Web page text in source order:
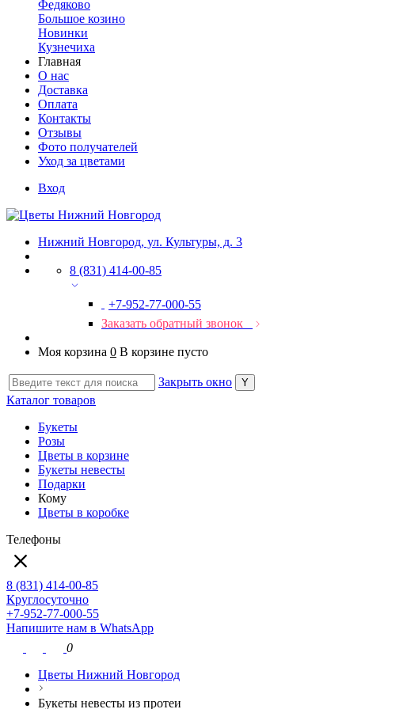
Федяково
Большое козино
Новинки
Кузнечиха
Главная
О нас
Доставка
Оплата
Контакты
Отзывы
Фото получателей
Уход за цветами
Вход
Нижний Новгород, ул. Культуры, д. 3
8 (831) 414-00-85
+7-952-77-000-55
Заказать обратный звонок
Моя корзина 0 В корзине пусто
Закрыть окно
Каталог товаров
Букеты
Розы
Цветы в корзине
Букеты невесты
Подарки
Кому
Цветы в коробке
Телефоны
8 (831) 414-00-85
Круглосуточно
+7-952-77-000-55
Напишите нам в WhatsApp
0
Цветы Нижний Новгород
Букеты невесты из протеи